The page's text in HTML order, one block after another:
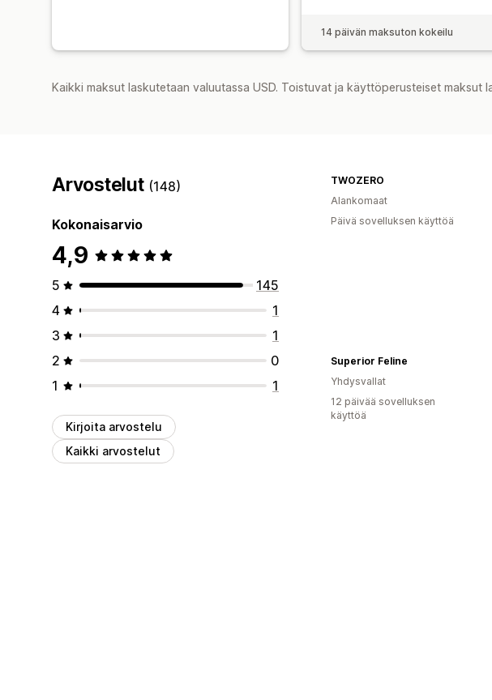
14 päivän maksuton kokeilu
Kaikki maksut laskutetaan valuutassa USD. Toistuvat ja käyttöperusteiset maksut
Arvostelut (148)
Kokonaisarvio
4,9
5
145
4
1
3
1
2
0
1
1
Kirjoita arvostelu
Kaikki arvostelut
TWOZERO
Alankomaat
Päivä sovelluksen käyttöä
Superior Feline
Yhdysvallat
12 päivää sovelluksen
käyttöä